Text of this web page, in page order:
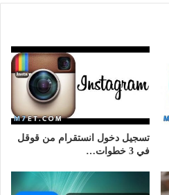
تسجيل دخول انستقرام من قوقل
في 3 خطوات…